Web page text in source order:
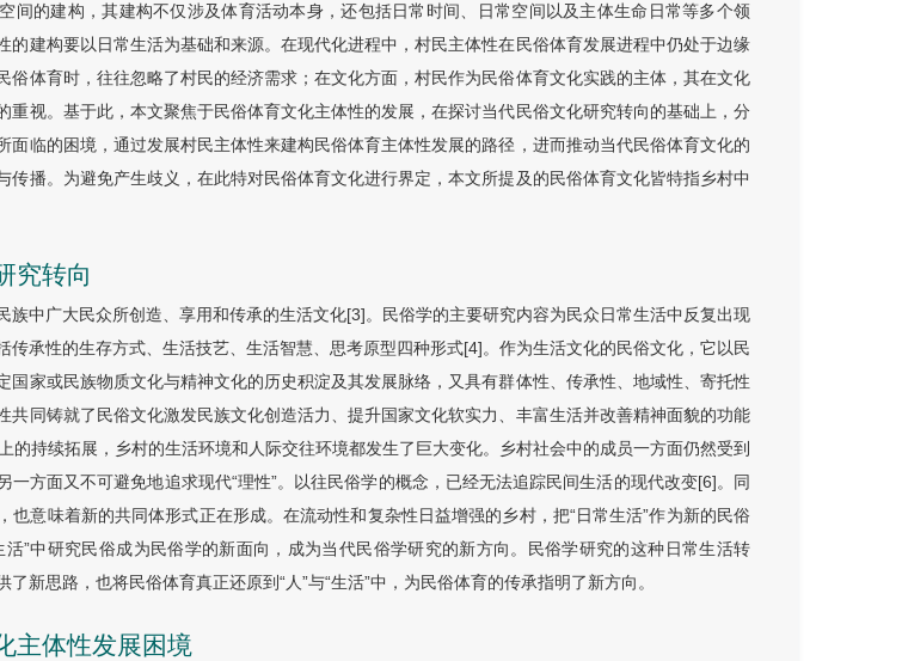
间的建构，其建构不仅涉及体育活动本身，还包括日常时间、日常空间以及主体生命日常等多个领
的建构要以日常生活为基础和来源。在现代化进程中，村民主体性在民俗体育发展进程中仍处于边缘
俗体育时，往往忽略了村民的经济需求；在文化方面，村民作为民俗体育文化实践的主体，其在文化
重视。基于此，本文聚焦于民俗体育文化主体性的发展，在探讨当代民俗文化研究转向的基础上，分
面临的困境，通过发展村民主体性来建构民俗体育主体性发展的路径，进而推动当代民俗体育文化的
传播。为避免产生歧义，在此特对民俗体育文化进行界定，本文所提及的民俗体育文化皆特指乡村中
究转向
族中广大民众所创造、享用和传承的生活文化[3]。民俗学的主要研究内容为民众日常生活中反复出现
传承性的生存方式、生活技艺、生活智慧、思考原型四种形式[4]。作为生活文化的民俗文化，它以民
国家或民族物质文化与精神文化的历史积淀及其发展脉络，又具有群体性、传承性、地域性、寄托性
共同铸就了民俗文化激发民族文化创造活力、提升国家文化软实力、丰富生活并改善精神面貌的功能
的持续拓展，乡村的生活环境和人际交往环境都发生了巨大变化。乡村社会中的成员一方面仍然受到
一方面又不可避免地追求现代“理性”。以往民俗学的概念，已经无法追踪民间生活的现代改变[6]。同
也意味着新的共同体形式正在形成。在流动性和复杂性日益增强的乡村，把“日常生活”作为新的民俗
活”中研究民俗成为民俗学的新面向，成为当代民俗学研究的新方向。民俗学研究的这种日常生活转
新思路，也将民俗体育真正还原到“人”与“生活”中，为民俗体育的传承指明了新方向。
主体性发展困境